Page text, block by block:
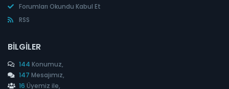
Forumları Okundu Kabul Et
RSS
BILGILER
144 Konumuz,
147 Mesajımız,
16 Üyemiz ile,